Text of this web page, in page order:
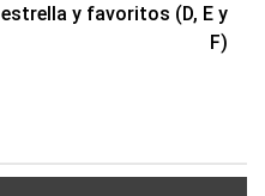
estrella y favoritos (D, E y
F)